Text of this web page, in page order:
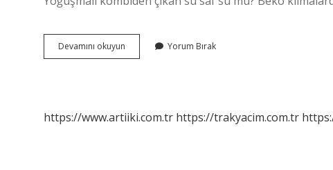
Devamını okuyun Yoğuşmalı
Kombi
Yorum Bırak
https://www.artiiki.com.tr https://trakyacim.com.tr